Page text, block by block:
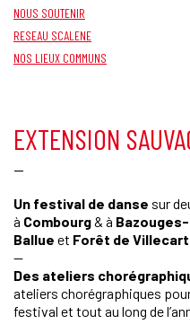
NOUS SOUTENIR
RESEAU SCALENE
NOS LIEUX COMMUNS
EXTENSION
—
Un festival de danse sur
à Combourg& à
Ballue et Forêt de
—
Des ateliers
ateliers chorégraphiques
festival et tout au long de